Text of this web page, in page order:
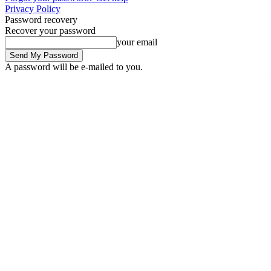
Privacy Policy
Password recovery
Recover your password
your email
A password will be e-mailed to you.